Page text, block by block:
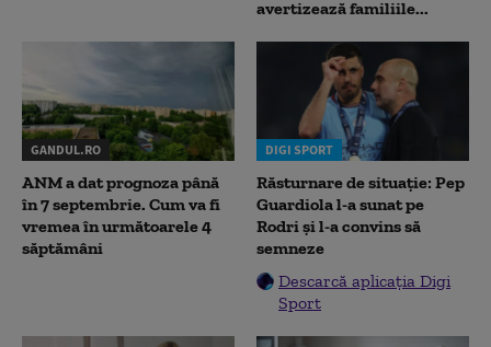
avertizează familiile...
GANDUL.RO
ANM a dat prognoza până
în 7 septembrie. Cum va fi
vremea în următoarele 4
săptămâni
DIGI SPORT
Răsturnare de situație: Pep
Guardiola l-a sunat pe
Rodri și l-a convins să
semneze
Descarcă aplicația Digi
Sport